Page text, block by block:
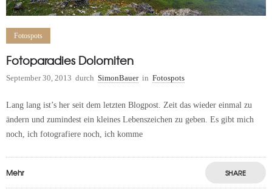
Fotospots
Fotoparadies Dolomiten
September 30, 2013 durch SimonBauer in Fotospots
Lang lang ist’s her seit dem letzten Blogpost. Zeit das wieder einmal zu
ändern und zumindest ein kleines Lebenszeichen zu geben. Es gibt mich
noch, ich fotografiere noch, ich komme
Mehr SHARE